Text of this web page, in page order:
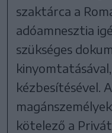
szaktárca a
adóamnesztia
szükséges
kézbesítésével.
kötelező a